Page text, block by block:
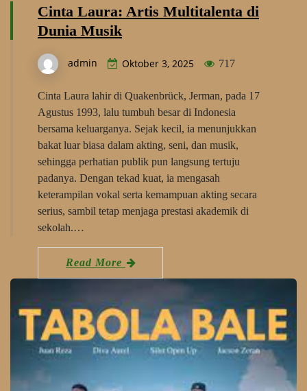
Cinta Laura: Artis Multitalenta di
Dunia Musik
admin Oktober 3, 2025 717
Cinta Laura lahir di Quakenbrück, Jerman, pada 17
Agustus 1993, lalu tumbuh besar di Indonesia
bersama keluarganya. Sejak kecil, ia menunjukkan
bakat luar biasa dalam akting, seni, dan musik,
sehingga perhatian publik pun langsung tertuju
padanya. Dengan tekad kuat, ia mengasah
keterampilan vokal serta kemampuan akting secara
serius, sambil tetap menjaga prestasi akademik di
sekolah.…
Read More